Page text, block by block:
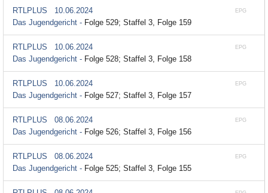
EPG
RTLPLUS
10.06.2024
Das Jugendgericht - Folge 529; Staffel 3, Folge 159
EPG
RTLPLUS
10.06.2024
Das Jugendgericht - Folge 528; Staffel 3, Folge 158
EPG
RTLPLUS
10.06.2024
Das Jugendgericht - Folge 527; Staffel 3, Folge 157
EPG
RTLPLUS
08.06.2024
Das Jugendgericht - Folge 526; Staffel 3, Folge 156
EPG
RTLPLUS
08.06.2024
Das Jugendgericht - Folge 525; Staffel 3, Folge 155